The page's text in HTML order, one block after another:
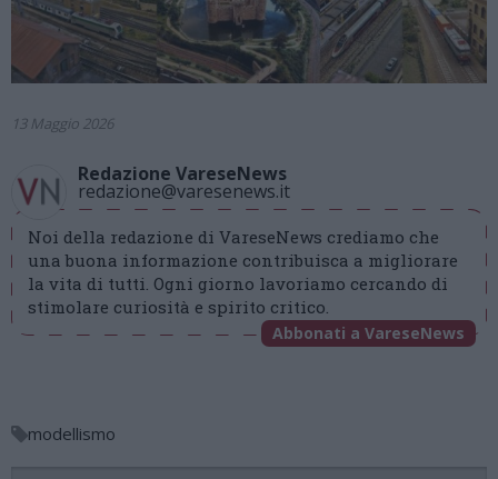
13 Maggio 2026
Redazione VareseNews
redazione@varesenews.it
Noi della redazione di VareseNews crediamo che
una buona informazione contribuisca a migliorare
la vita di tutti. Ogni giorno lavoriamo cercando di
stimolare curiosità e spirito critico.
Abbonati a VareseNews
modellismo